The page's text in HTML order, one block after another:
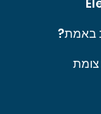
מחיר
באמת?